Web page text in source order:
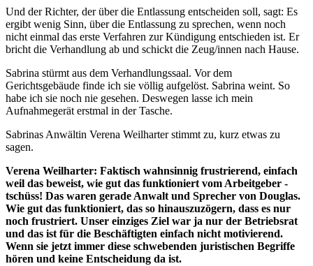
Und der Richter, der über die Entlassung entscheiden soll, sagt: Es
ergibt wenig Sinn, über die Entlassung zu sprechen, wenn noch
nicht einmal das erste Verfahren zur Kündigung entschieden ist. Er
bricht die Verhandlung ab und schickt die Zeug/innen nach Hause.
Sabrina stürmt aus dem Verhandlungssaal. Vor dem
Gerichtsgebäude finde ich sie völlig aufgelöst. Sabrina weint. So
habe ich sie noch nie gesehen. Deswegen lasse ich mein
Aufnahmegerät erstmal in der Tasche.
Sabrinas Anwältin Verena Weilharter stimmt zu, kurz etwas zu
sagen.
Verena Weilharter: Faktisch wahnsinnig frustrierend, einfach
weil das beweist, wie gut das funktioniert vom Arbeitgeber -
tschüss! Das waren gerade Anwalt und Sprecher von Douglas.
Wie gut das funktioniert, das so hinauszuzögern, dass es nur
noch frustriert. Unser einziges Ziel war ja nur der Betriebsrat
und das ist für die Beschäftigten einfach nicht motivierend.
Wenn sie jetzt immer diese schwebenden juristischen Begriffe
hören und keine Entscheidung da ist.